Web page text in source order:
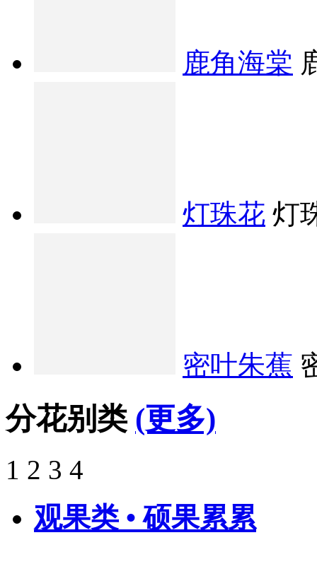
鹿角海棠
灯珠花 灯
密叶朱蕉
分花别类 (更多)
1 2 3 4
观果类 • 硕果累累